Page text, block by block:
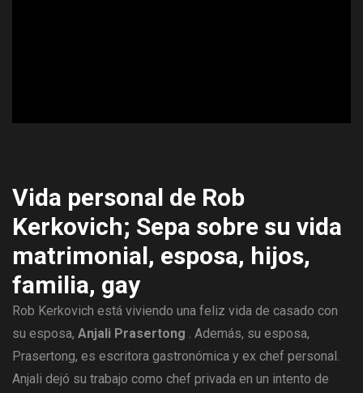
Vida personal de Rob
Kerkovich; Sepa sobre su vida
matrimonial, esposa, hijos,
familia, gay
Rob Kerkovich está viviendo una feliz vida de casado con
su esposa, Anjali Prasertong . Además, su esposa,
Prasertong, es escritora gastronómica y ex chef personal.
Anjali dejó su trabajo como chef privada en un intento de